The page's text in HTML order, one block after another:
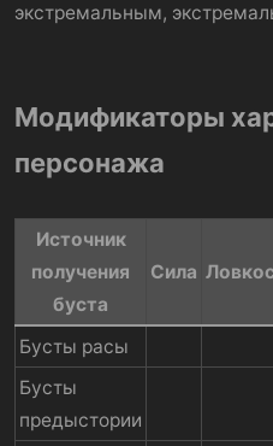
экстремальным,
Модификаторы
персонажа
Источник
получения
буста​
Сила​
Бусты расы
Бусты
предыстории